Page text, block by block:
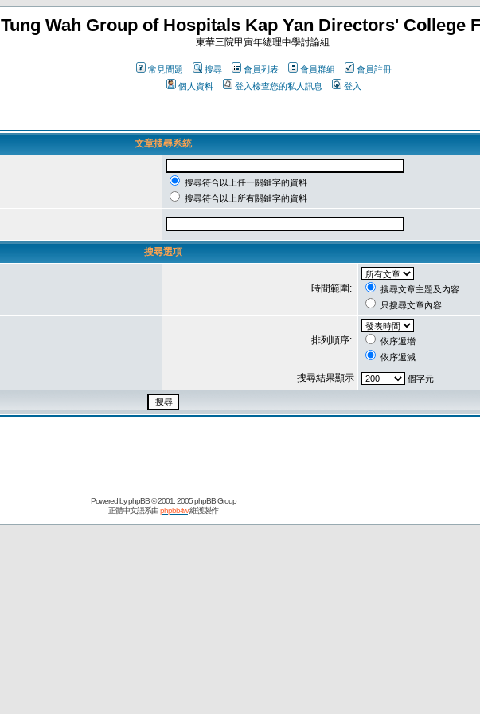
Tung Wah Group of Hospitals Kap Yan Directors' College
東華三院甲寅年總理中學討論組
常見問題 搜尋 會員列表 會員群組
會員註冊
個人資料
登入檢查您的私人訊息 登入
文章搜尋系統
搜尋符合以上任一關鍵字的資料
搜尋符合以上所有關鍵字的資料
搜尋選項
時間範圍:
搜尋文章主題及內容
只搜尋文章內容
排列順序:
依序遞增
依序遞減
搜尋結果顯示 個字元
Powered byphpBB© 2001, 2005 phpBB Group
正體中文語系由phpbb-tw維護製作